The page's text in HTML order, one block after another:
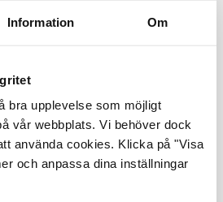
Information Om
bra upplevelse som möjligt
vår webbplats. Vi behöver dock
använda cookies. Klicka på "Visa
och anpassa dina inställningar